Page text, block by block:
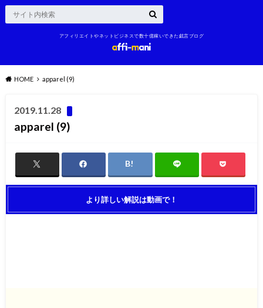
アフィリエイトやネットビジネスで数十億稼いできた戯言ブログ
HOME apparel (9)
2019.11.28
apparel (9)
より詳しい解説は動画で！